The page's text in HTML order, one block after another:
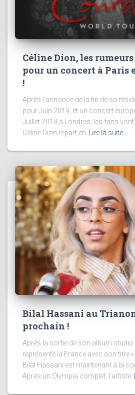
Céline Dion, les
pour un concert à Paris
!
Après l’annonce de la fin de sa
pour Juin 2019, et un concert
Juillet 2019 à Londres, les fans vont
Céline Dion repart en
Lire la suite…
Bilal Hassani au
prochain !
Après la sortie de son album
représenté la France avec son titre «
Bilal Hassani est maintenant à la
Après un Olympia complet, l’artiste